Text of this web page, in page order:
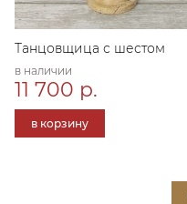
Танцовщица с шестом
в наличии
11 700 р.
в корзину